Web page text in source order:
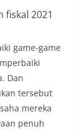
game-game
Dan
tersebut
mereka
penuh